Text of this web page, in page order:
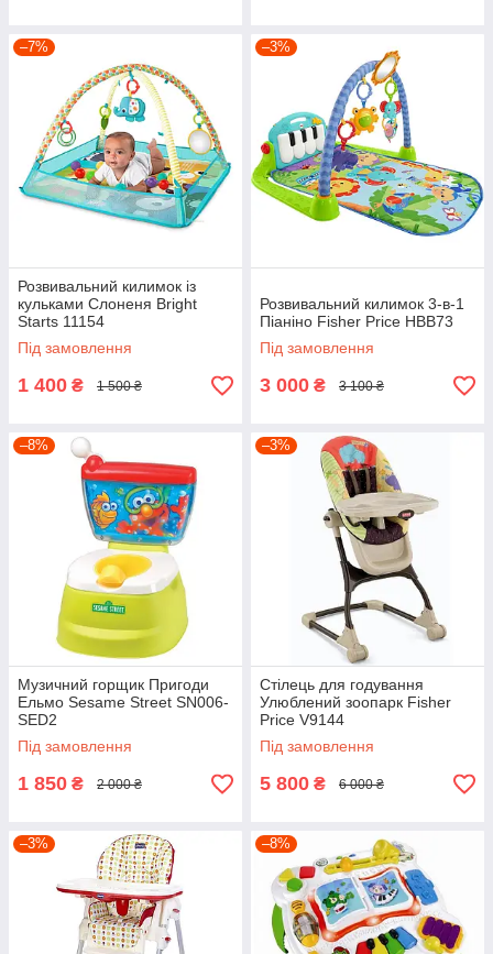
–7%
Розвивальний килимок із
кульками Слоненя Bright
Starts 11154
Під замовлення
1 400 ₴ 1 500 ₴
–3%
Розвивальний килимок 3-в-1
Піаніно Fisher Price HBB73
Під замовлення
3 000 ₴ 3 100 ₴
–8%
Музичний горщик Пригоди
Ельмо Sesame Street SN006-
SED2
Під замовлення
1 850 ₴ 2 000 ₴
–3%
Стілець для годування
Улюблений зоопарк Fisher
Price V9144
Під замовлення
5 800 ₴ 6 000 ₴
–3% –8%